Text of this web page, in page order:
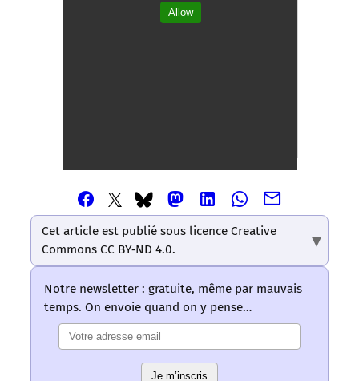
Allow
Partager
cet
article
via
Facebook
–
Les
mots
ont
Partager
cet
article
via
–
Les
mots
ont
Partager
cet
article
via
–
Les
mots
ont
un
Partager
cet
article
via
Mastodon
–
Les
mots
sens
Partager
article
Linkedin
–
Les
mots
sens
Partager
cet
article
Whatsapp
–
Les
mots
Partager
article
Email
–
mots
Cet article est publié sous licence Creative
Commons CC BY‑ND 4.0.
Notre newsletter : gratuite, même par mauvais
temps. On envoie quand on y pense…
Je m’inscris